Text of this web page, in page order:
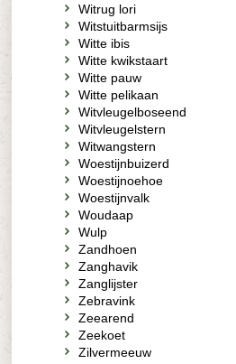
Witrug lori
Witstuitbarmsijs
Witte ibis
Witte kwikstaart
Witte pauw
Witte pelikaan
Witvleugelboseend
Witvleugelstern
Witwangstern
Woestijnbuizerd
Woestijnoehoe
Woestijnvalk
Woudaap
Wulp
Zandhoen
Zanghavik
Zanglijster
Zebravink
Zeearend
Zeekoet
Zilvermeeuw